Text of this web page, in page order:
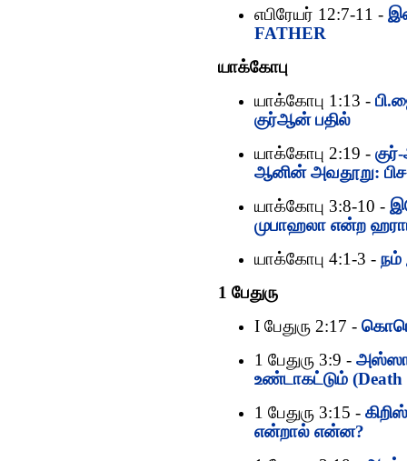
எபிரேயர் 12:7-11 -
FATHER
யாக்கோபு
யாக்கோபு 1:13 -
குர்‍ஆன் பதில்
யாக்கோபு 2:19 -
ஆனின் அவதூறு:
யாக்கோபு 3:8-10 -
முபாஹலா என்ற
யாக்கோபு 4:1-3 - நம்
1 பேதுரு
I பேதுரு 2:17 -
1 பேதுரு 3:9 -
உண்டாகட்டும் (Death
1 பேதுரு 3:15 -
என்றால் என்ன?